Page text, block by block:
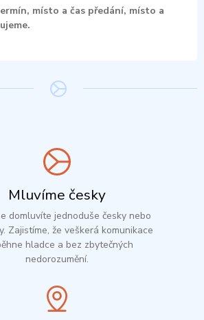
místo a čas předání, místo a
Mluvíme česky
domluvíte jednoduše česky nebo
Zajistíme, že veškerá komunikace
hladce a bez zbytečných
nedorozumění.